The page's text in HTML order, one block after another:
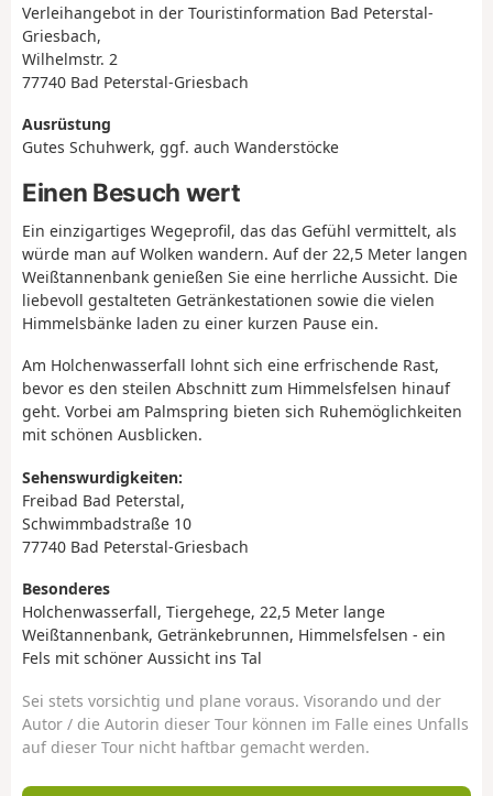
Verleihangebot in der Touristinformation Bad Peterstal-
Griesbach,
Wilhelmstr. 2
77740 Bad Peterstal-Griesbach
Ausrüstung
Gutes Schuhwerk, ggf. auch Wanderstöcke
Einen Besuch wert
Ein einzigartiges Wegeprofil, das das Gefühl vermittelt, als
würde man auf Wolken wandern. Auf der 22,5 Meter langen
Weißtannenbank genießen Sie eine herrliche Aussicht. Die
liebevoll gestalteten Getränkestationen sowie die vielen
Himmelsbänke laden zu einer kurzen Pause ein.
Am Holchenwasserfall lohnt sich eine erfrischende Rast,
bevor es den steilen Abschnitt zum Himmelsfelsen hinauf
geht. Vorbei am Palmspring bieten sich Ruhemöglichkeiten
mit schönen Ausblicken.
Sehenswurdigkeiten:
Freibad Bad Peterstal,
Schwimmbadstraße 10
77740 Bad Peterstal-Griesbach
Besonderes
Holchenwasserfall, Tiergehege, 22,5 Meter lange
Weißtannenbank, Getränkebrunnen, Himmelsfelsen - ein
Fels mit schöner Aussicht ins Tal
Sei stets vorsichtig und plane voraus. Visorando und der
Autor / die Autorin dieser Tour können im Falle eines Unfalls
auf dieser Tour nicht haftbar gemacht werden.